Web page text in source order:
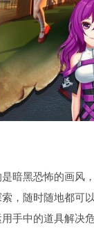
暗黑恐怖的画风
，随时随地都可
手中的道具解决